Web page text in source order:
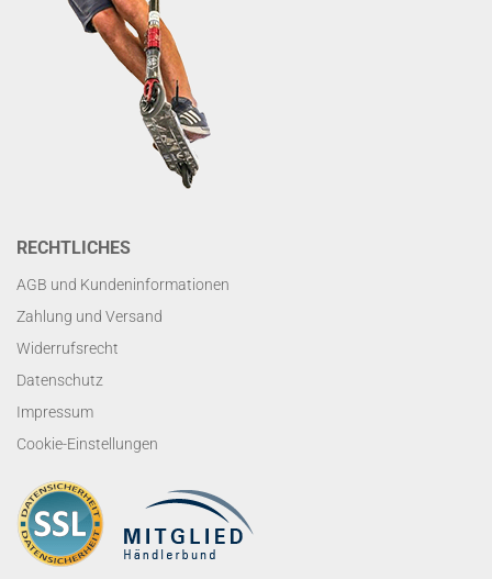
RECHTLICHES
AGB und Kundeninformationen
Zahlung und Versand
Widerrufsrecht
Datenschutz
Impressum
Cookie-Einstellungen